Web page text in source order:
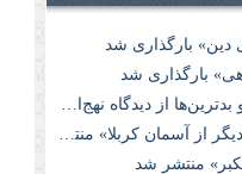
دین» بارگذاری شد
بارگذاری شد
منتشر شد